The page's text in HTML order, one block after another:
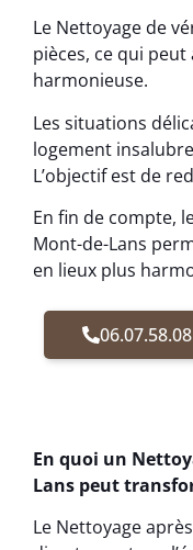
Le Nettoyage de
pièces, ce qui
harmonieuse.
Les situations
logement
L’objectif est de
En fin de compte,
Mont-de-Lans
en lieux plus
En quoi un
Lans peut
Le Nettoyage